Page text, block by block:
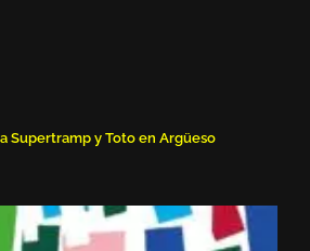
Supertramp y Toto en Argüeso